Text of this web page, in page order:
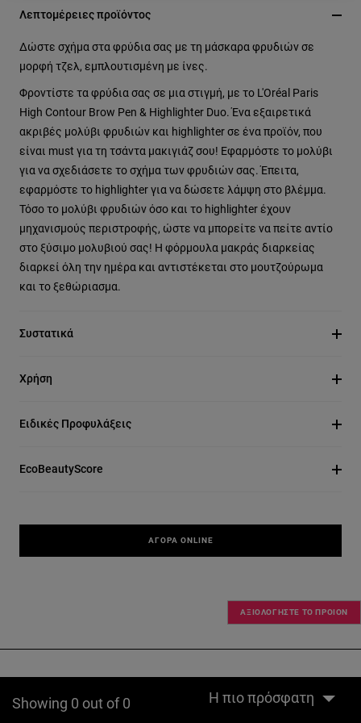
Λεπτομέρειες προϊόντος
Δώστε σχήμα στα φρύδια σας με τη μάσκαρα φρυδιών σε
μορφή τζελ, εμπλουτισμένη με ίνες.
Φροντίστε τα φρύδια σας σε μια στιγμή, με το L'Oréal Paris
High Contour Brow Pen & Highlighter Duo. Ένα εξαιρετικά
ακριβές μολύβι φρυδιών και highlighter σε ένα προϊόν, που
είναι must για τη τσάντα μακιγιάζ σου! Εφαρμόστε το μολύβι
για να σχεδιάσετε το σχήμα των φρυδιών σας. Έπειτα,
εφαρμόστε το highlighter για να δώσετε λάμψη στο βλέμμα.
Τόσο το μολύβι φρυδιών όσο και το highlighter έχουν
μηχανισμούς περιστροφής, ώστε να μπορείτε να πείτε αντίο
στο ξύσιμο μολυβιού σας! Η φόρμουλα μακράς διαρκείας
διαρκεί όλη την ημέρα και αντιστέκεται στο μουτζούρωμα
και το ξεθώριασμα.
Συστατικά
Χρήση
Ειδικές Προφυλάξεις
EcoBeautyScore
ΑΓΟΡΆ ONLINE
ΑΞΙΟΛΟΓΗΣΤΕ ΤΟ ΠΡΟΙΟΝ
Showing 0 out of 0 Η πιο πρόσφατη